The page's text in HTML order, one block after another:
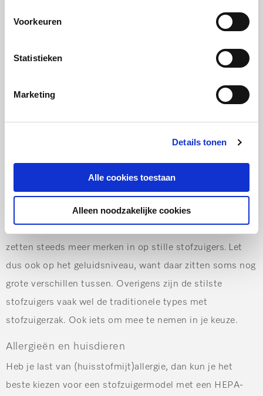
Voorkeuren
Statistieken
Marketing
Details tonen
Alle cookies toestaan
Alleen noodzakelijke cookies
Wanneer je iemand vraagt wat het meer irritant is aan
een stofzuiger, zegt men vaak ‘het geluid’. En ja, dat kan
zetten steeds meer merken in op stille stofzuigers. Let
dus ook op het geluidsniveau, want daar zitten soms nog
grote verschillen tussen. Overigens zijn de stilste
stofzuigers vaak wel de traditionele types met
stofzuigerzak. Ook iets om mee te nemen in je keuze.
Allergieën en huisdieren
Heb je last van (huisstofmijt)allergie, dan kun je het
beste kiezen voor een stofzuigermodel met een HEPA-